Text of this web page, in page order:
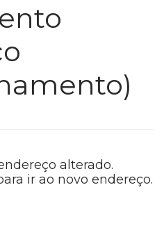
alterado.
ir ao novo endereço.